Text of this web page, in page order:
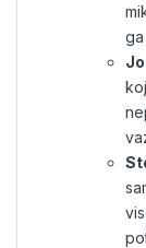
ga